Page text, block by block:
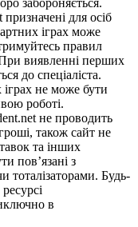
забороняється.
для осіб
іграх може
правил
виявленні перших
до спеціаліста.
не може бути
роботі.
не проводить
також сайт не
та інших
пов’язані з
тоталізаторами. Будь-
в